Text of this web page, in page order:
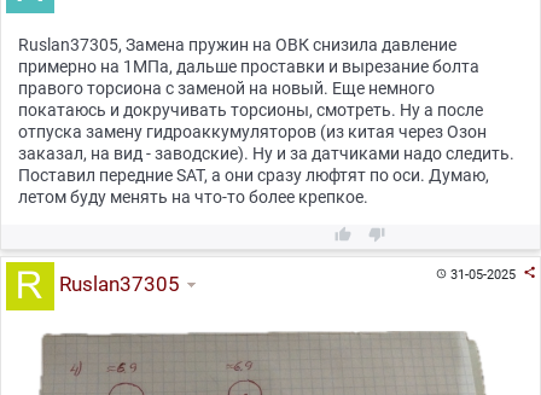
Ruslan37305, Замена пружин на ОВК снизила давление
примерно на 1МПа, дальше проставки и вырезание болта
правого торсиона с заменой на новый. Еще немного
покатаюсь и докручивать торсионы, смотреть. Ну а после
отпуска замену гидроаккумуляторов (из китая через Озон
заказал, на вид - заводские). Ну и за датчиками надо следить.
Поставил передние SAT, а они сразу люфтят по оси. Думаю,
летом буду менять на что-то более крепкое.
 
31-05-2025 
Ruslan37305